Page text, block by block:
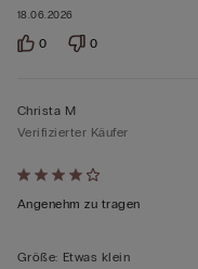
18.06.2026
0 0
Mit
4
5
Christa M
Verifizierter Käufer
Angenehm zu tragen
Größe: Etwas klein